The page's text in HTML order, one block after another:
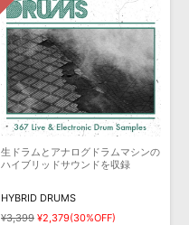
生ドラムとアナログドラムマシンの
ハイブリッドサウンドを収録
HYBRID DRUMS
¥3,399 ¥2,379(30%OFF)